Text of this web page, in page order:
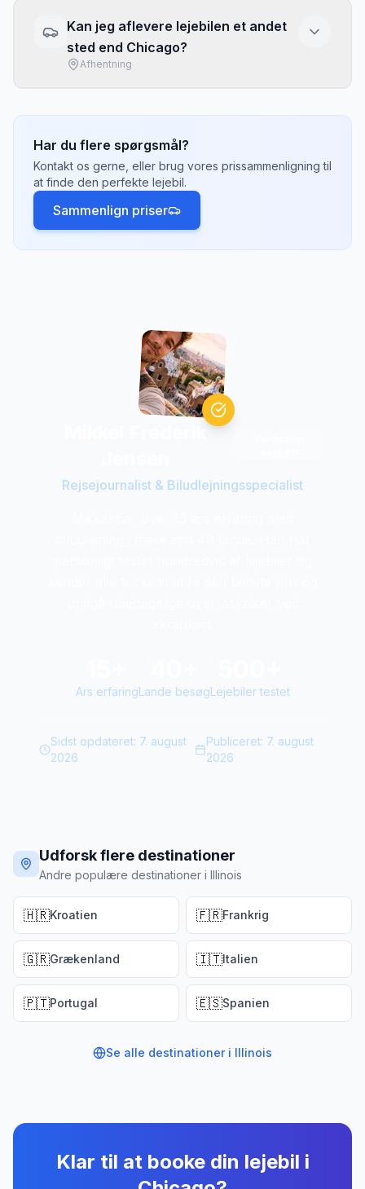
hoteller. Lufthavne har ofte de fleste
valgmuligheder og konkurrencedygtige priser.
Tjek hvilke afhentningssteder der passer
Kan jeg aflevere lejebilen et andet
sted end Chicago?
Afhentning
envejsleje, hvor du henter bileni Chicagoog
ellerFrance . Der kan være et envejsgebyr på
500-2.000 kr. afhængigt af afstand.
Har du flere spørgsmål?
Kontakt os gerne, eller brug vores prissammenligning til
at finde den perfekte lejebil.
Sammenlign priser
Rejsejournalist & Biludlejningsspecialist
Ars erfaringLande besøgLejebiler testet
Sidst opdateret: 7. august
2026
Publiceret: 7. august
2026
Udforsk flere destinationer
Andre populære destinationer i Illinois
🇭🇷Kroatien 🇫🇷Frankrig
🇬🇷Grækenland 🇮🇹Italien
🇵🇹Portugal 🇪🇸Spanien
Se alle destinationer i Illinois
Klar til at booke din lejebil i